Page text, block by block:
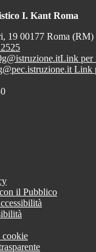
I. Kant Roma
19 00177 Roma (RM)
Link per
Link
il Pubblico
cookie